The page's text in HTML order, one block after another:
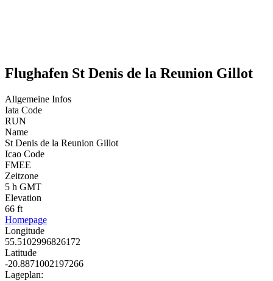
Flughafen St Denis de la Reunion Gillot
Allgemeine Infos
Iata Code
RUN
Name
St Denis de la Reunion Gillot
Icao Code
FMEE
Zeitzone
5 h GMT
Elevation
66 ft
Homepage
Longitude
55.5102996826172
Latitude
-20.8871002197266
Lageplan: